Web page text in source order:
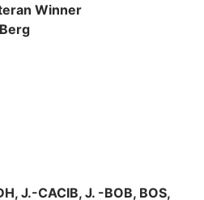
Winner
J.-CACIB, J. -BOB, BOS,